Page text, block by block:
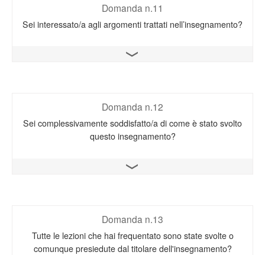
Domanda n.11
Sei interessato/a agli argomenti trattati nell’insegnamento?
Apri il grafico
Domanda n.12
Sei complessivamente soddisfatto/a di come è stato svolto
questo insegnamento?
Apri il grafico
Domanda n.13
Tutte le lezioni che hai frequentato sono state svolte o
comunque presiedute dal titolare dell'insegnamento?